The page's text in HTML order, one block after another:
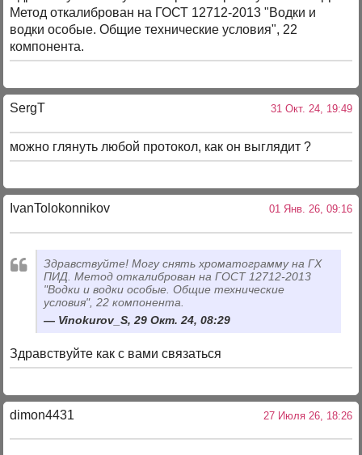
Метод откалиброван на ГОСТ 12712-2013 "Водки и
водки особые. Общие технические условия", 22
компонента.
SergT 31 Окт. 24, 19:49
можно глянуть любой протокол, как он выглядит ?
IvanTolokonnikov 01 Янв. 26, 09:16
Здравствуйте! Могу снять хроматограмму на ГХ
ПИД. Метод откалиброван на ГОСТ 12712-2013
"Водки и водки особые. Общие технические
условия", 22 компонента.
Vinokurov_S, 29 Окт. 24, 08:29
Здравствуйте как с вами связаться
dimon4431 27 Июля 26, 18:26